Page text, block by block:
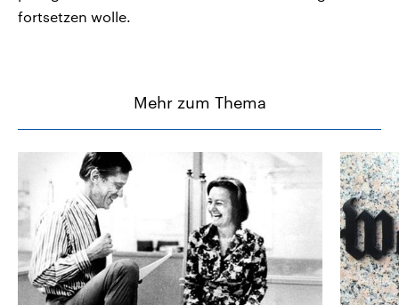
fortsetzen wolle.
Mehr zum Thema